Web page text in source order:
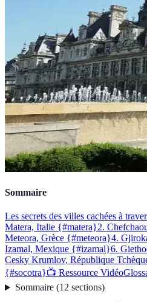
Sommaire
Les secrets des villes cachées à
Matera, Italie {#matera}2.
Meteora, Grèce {#meteora}4.
Izamal, Mexique {#izamal}6.
Cesky Krumlov, République
{#socotra}📺 Ressource Vidéo
Sommaire(12 sections)